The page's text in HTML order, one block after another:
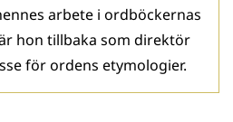
arbete i ordböckernas
hon tillbaka som direktör
för ordens etymologier.